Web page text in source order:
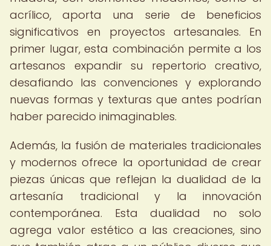
acrílico, aporta una serie de beneficios
significativos en proyectos artesanales. En
primer lugar, esta combinación permite a los
artesanos expandir su repertorio creativo,
desafiando las convenciones y explorando
nuevas formas y texturas que antes podrían
haber parecido inimaginables.
Además, la fusión de materiales tradicionales
y modernos ofrece la oportunidad de crear
piezas únicas que reflejan la dualidad de la
artesanía tradicional y la innovación
contemporánea. Esta dualidad no solo
agrega valor estético a las creaciones, sino